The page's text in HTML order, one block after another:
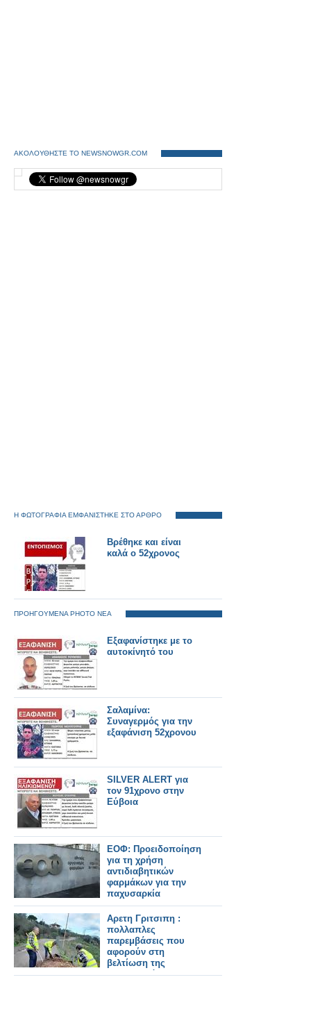
ΑΚΟΛΟΥΘΗΣΤΕ ΤΟ NEWSNOWGR.COM
Η ΦΩΤΟΓΡΑΦΙΑ ΕΜΦΑΝΙΣΤΗΚΕ ΣΤΟ ΑΡΘΡΟ
Βρέθηκε και είναι
καλά ο 52χρονος
ΠΡΟΗΓΟΥΜΕΝΑ PHOTO ΝΕΑ
Εξαφανίστηκε με το
αυτοκίνητό του
Σαλαμίνα:
Συναγερμός για την
εξαφάνιση 52χρονου
SILVER ALERT για
τον 91χρονο στην
Εύβοια
ΕΟΦ: Προειδοποίηση
για τη χρήση
αντιδιαβητικών
φαρμάκων για την
παχυσαρκία
Αρετη Γριτσιπη :
πολλαπλες
παρεμβάσεις που
αφορούν στη
βελτίωση της
καθημερινότητα στον